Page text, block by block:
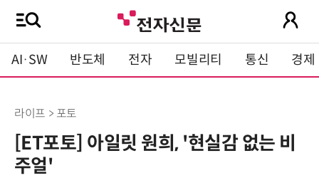
AI·SW 반도체 전자 모빌리티 통신 경제
라이프 > 포토
[ET포토] 아일릿 원희, '현실감 없는 비
주얼'